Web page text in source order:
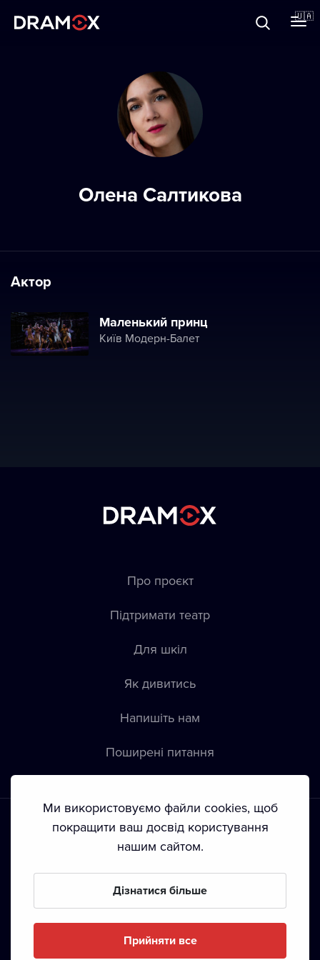
🇺🇦
Зареєструватися
Олена Салтикова
Актор
Маленький принц
Київ Модерн-Балет
Про проєкт
Підтримати театр
Для шкіл
Як дивитись
Напишіть нам
Пoширені питання
Положення й умови • Конфіденційність • Автoрські права
Ми використовуємо файли cookies, щоб
покращити ваш досвід користування
нашим сайтом.
Дізнатися більше
Прийняти все